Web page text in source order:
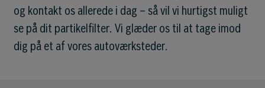
og kontakt os allerede i dag – så vil vi hurtigst muligt
se på dit partikelfilter. Vi glæder os til at tage imod
dig på et af vores autoværksteder.